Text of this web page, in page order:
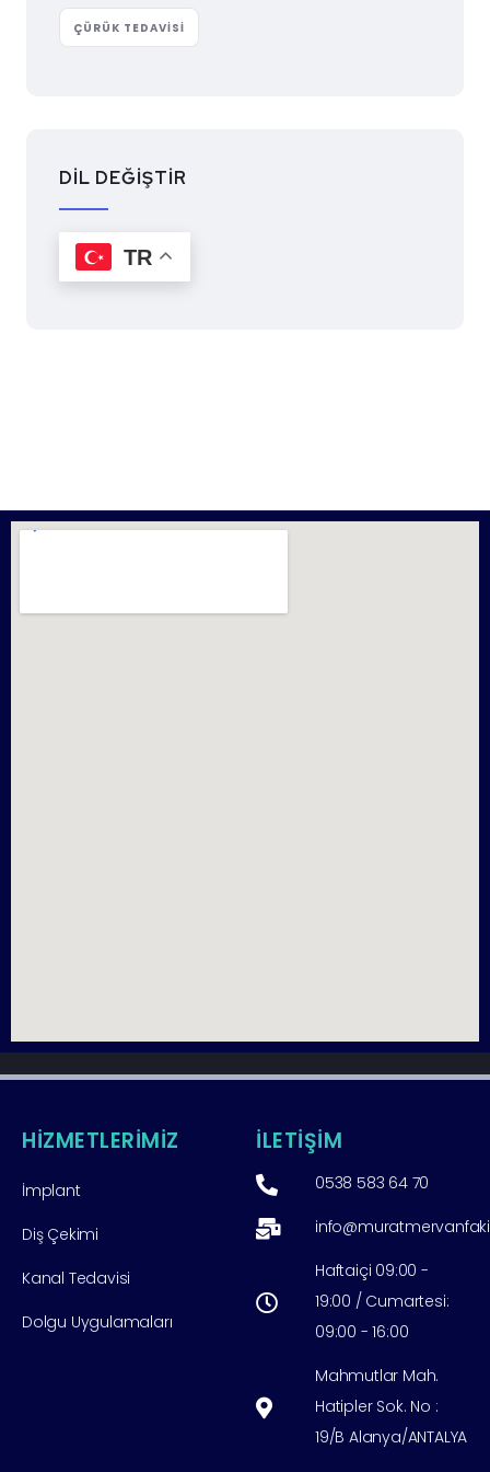
ÇÜRÜK TEDAVISI
DİL DEĞİŞTİR
TR
HİZMETLERİMİZ
İmplant
Diş Çekimi
Kanal Tedavisi
Dolgu Uygulamaları
İLETİŞİM
0538 583 64 70
Haftaiçi 09:00 -
19:00 / Cumartesi:
09:00 - 16:00
Mahmutlar Mah.
Hatipler Sok. No :
19/B Alanya/ANTALYA